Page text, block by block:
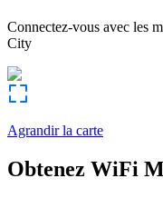
Connectez-vous avec les
City
Agrandir la carte
Obtenez WiFi